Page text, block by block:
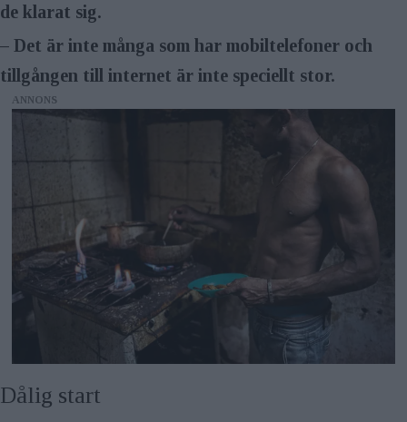
de klarat sig.
– Det är inte många som har mobiltelefoner och
tillgången till internet är inte speciellt stor.
ANNONS
Dålig start